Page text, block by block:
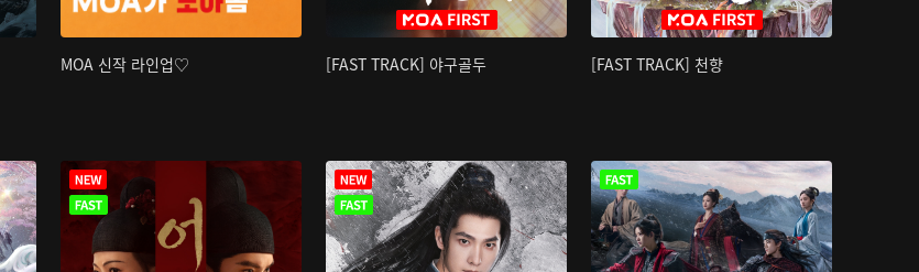
MOA 신작 라인업♡ [FAST TRACK] 야구골두 [FAST TRACK] 천향